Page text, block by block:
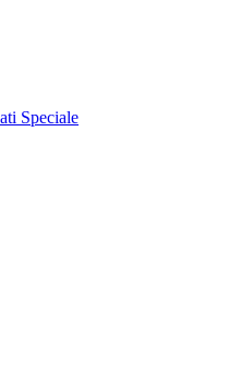
Speciale